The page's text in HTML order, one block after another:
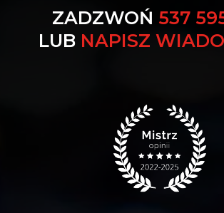
ZADZWOŃ 537
LUB NAPISZ